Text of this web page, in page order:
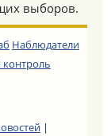
выборов.
Наблюдатели
|